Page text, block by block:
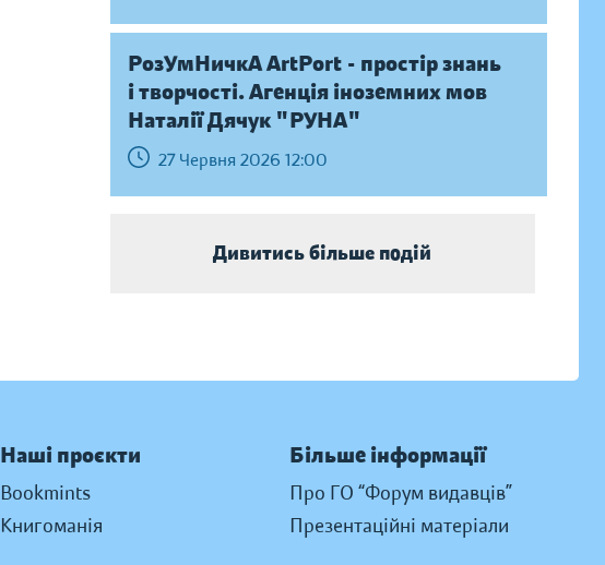
РозУмНичкА ArtPort - простір знань
і творчості. Агенція іноземних мов
Наталії Дячук "РУНА"
27 Червня 2026 12:00
Дивитись більше подій
Наші проєкти
Bookmints
Книгоманія
Більше інформації
Про ГО “Форум видавців”
Презентаційні матеріали